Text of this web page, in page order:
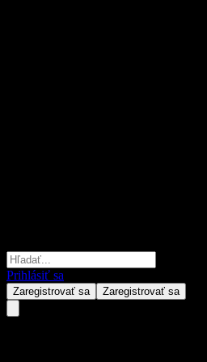
Prihlásiť sa
Zaregistrovať sa Zaregistrovať sa